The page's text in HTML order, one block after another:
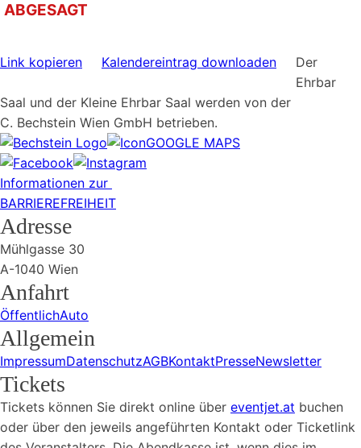
ABGESAGT
Link kopieren Kalendereintrag downloaden
Der
Ehrbar
Saal und der Kleine Ehrbar Saal werden von der
C. Bechstein Wien GmbH betrieben.
GOOGLE MAPS
Informationen zur
BARRIEREFREIHEIT
Adresse
Mühlgasse 30
A-1040 Wien
Anfahrt
ÖffentlichAuto
Allgemein
ImpressumDatenschutzAGBKontaktPresseNewsletter
Tickets
Tickets können Sie direkt online über eventjet.at buchen
oder über den jeweils angeführten Kontakt oder Ticketlink